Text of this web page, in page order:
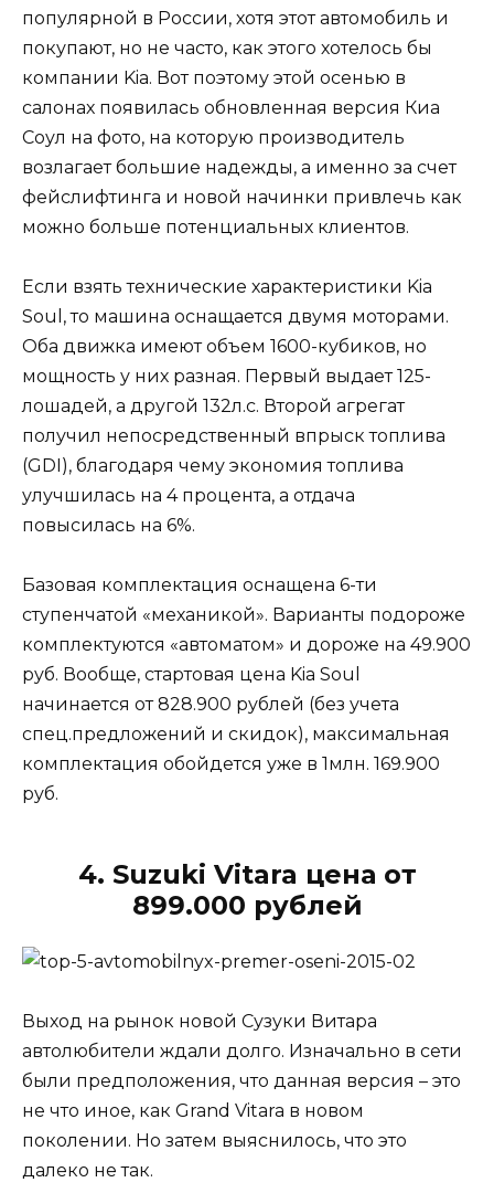
популярной в России, хотя этот автомобиль и
покупают, но не часто, как этого хотелось бы
компании Kia. Вот поэтому этой осенью в
салонах появилась обновленная версия Киа
Соул на фото, на которую производитель
возлагает большие надежды, а именно за счет
фейслифтинга и новой начинки привлечь как
можно больше потенциальных клиентов.
Если взять технические характеристики Kia
Soul, то машина оснащается двумя моторами.
Оба движка имеют объем 1600-кубиков, но
мощность у них разная. Первый выдает 125-
лошадей, а другой 132л.с. Второй агрегат
получил непосредственный впрыск топлива
(GDI), благодаря чему экономия топлива
улучшилась на 4 процента, а отдача
повысилась на 6%.
Базовая комплектация оснащена 6-ти
ступенчатой «механикой». Варианты подороже
комплектуются «автоматом» и дороже на 49.900
руб. Вообще, стартовая цена Kia Soul
начинается от 828.900 рублей (без учета
спец.предложений и скидок), максимальная
комплектация обойдется уже в 1млн. 169.900
руб.
4. Suzuki Vitara цена от
899.000 рублей
Выход на рынок новой Сузуки Витара
автолюбители ждали долго. Изначально в сети
были предположения, что данная версия – это
не что иное, как Grand Vitara в новом
поколении. Но затем выяснилось, что это
далеко не так.